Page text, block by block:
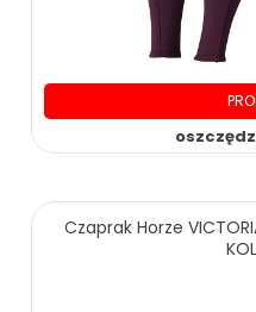
Czaprak Horze